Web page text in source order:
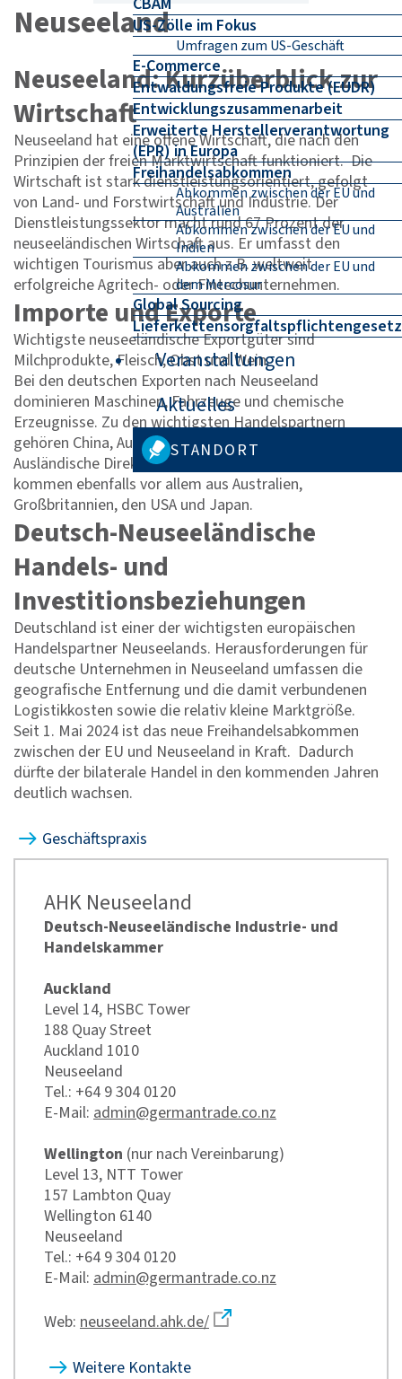
US-Zölle im Fokus
Umfragen zum US-Geschäft
E-Commerce
Entwaldungsfreie Produkte (EUDR)
Entwicklungszusammenarbeit
Erweiterte Herstellerverantwortung
(EPR) in Europa
Freihandelsabkommen
Abkommen zwischen der EU und
Australien
Abkommen zwischen der EU und
Indien
Abkommen zwischen der EU und
dem Mercosur
Global Sourcing
Lieferkettensorgfaltspflichtengesetz
Veranstaltungen
Aktuelles
STANDORT
Neuseeland
Neuseeland: Kurzüberblick zur
Wirtschaft
Neuseeland hat eine offene Wirtschaft, die nach den
Prinzipien der freien Marktwirtschaft funktioniert. Die
Wirtschaft ist stark dienstleistungsorientiert, gefolgt
von Land- und Forstwirtschaft und Industrie. Der
Dienstleistungssektor macht rund 67 Prozent der
neuseeländischen Wirtschaft aus. Er umfasst den
wichtigen Tourismus aber auch z.B. weltweit
erfolgreiche Agritech- oder Fintechunternehmen.
Importe und Exporte
Wichtigste neuseeländische Exportgüter sind
Milchprodukte, Fleisch, Obst und Wein.
Bei den deutschen Exporten nach Neuseeland
dominieren Maschinen, Fahrzeuge und chemische
Erzeugnisse. Zu den wichtigsten Handelspartnern
gehören China, Australien, die USA und Japan.
Ausländische Direktinvestitionen in Neuseeland
kommen ebenfalls vor allem aus Australien,
Großbritannien, den USA und Japan.
Deutsch-Neuseeländische
Handels- und
Investitionsbeziehungen
Deutschland ist einer der wichtigsten europäischen
Handelspartner Neuseelands. Herausforderungen für
deutsche Unternehmen in Neuseeland umfassen die
geografische Entfernung und die damit verbundenen
Logistikkosten sowie die relativ kleine Marktgröße.
Seit 1. Mai 2024 ist das neue Freihandelsabkommen
zwischen der EU und Neuseeland in Kraft. Dadurch
dürfte der bilaterale Handel in den kommenden Jahren
deutlich wachsen.
Geschäftspraxis
AHK Neuseeland
Deutsch-Neuseeländische Industrie- und
Handelskammer
Auckland
Level 14, HSBC Tower
188 Quay Street
Auckland 1010
Neuseeland
Tel.: +64 9 304 0120
E-Mail: admin@germantrade.co.nz
Wellington (nur nach Vereinbarung)
Level 13, NTT Tower
157 Lambton Quay
Wellington 6140
Neuseeland
Tel.: +64 9 304 0120
E-Mail: admin@germantrade.co.nz
Web: neuseeland.ahk.de/
Weitere Kontakte